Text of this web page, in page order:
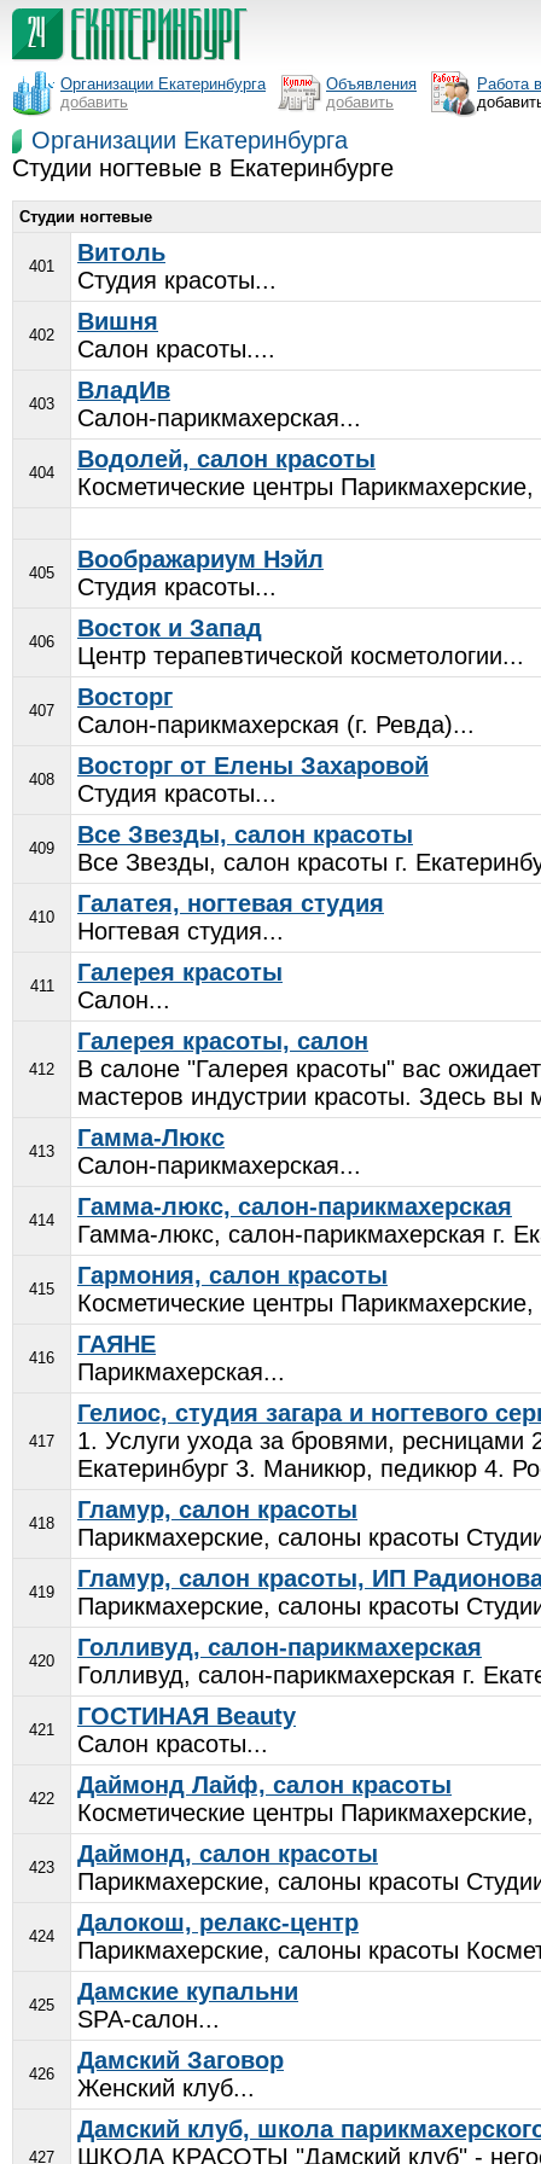
Организации Екатеринбурга
добавить
Объявления
добавить
Работа
Организации Екатеринбурга
Студии ногтевые в Екатеринбурге
Студии ногтевые
401
Витоль
Студия красоты...
402
Вишня
Салон красоты....
403
ВладИв
Салон-парикмахерская...
404
Водолей, салон красоты
Косметические центры
405
Воображариум Нэйл
Студия красоты...
406
Восток и Запад
Центр терапевтической косметологии...
407
Восторг
Салон-парикмахерская (г. Ревда)...
408
Восторг от Елены Захаровой
Студия красоты...
409
Все Звезды, салон красоты
Все Звезды, салон красоты г.
410
Галатея, ногтевая студия
Ногтевая студия...
411
Галерея красоты
Салон...
412
Галерея красоты, салон
В салоне "Галерея красоты" вас
мастеров индустрии красоты. Здесь вы
413
Гамма-Люкс
Салон-парикмахерская...
414
Гамма-люкс, салон-парикмахерская
Гамма-люкс, салон-парикмахерская г.
415
Гармония, салон красоты
Косметические центры
416
ГАЯНЕ
Парикмахерская...
417
Гелиос, студия загара и ногтевого
1. Услуги ухода за бровями, ресницами
Екатеринбург 3. Маникюр, педикюр 4.
418
Гламур, салон красоты
Парикмахерские, салоны красоты
419
Гламур, салон красоты, ИП
Парикмахерские, салоны красоты
420
Голливуд, салон-парикмахерская
Голливуд, салон-парикмахерская г.
421
ГОСТИНАЯ Beauty
Салон красоты...
422
Даймонд Лайф, салон красоты
Косметические центры
423
Даймонд, салон красоты
Парикмахерские, салоны красоты
424
Далокош, релакс-центр
Парикмахерские, салоны красоты
425
Дамские купальни
SPA-салон...
426
Дамский Заговор
Женский клуб...
427
Дамский клуб, школа
ШКОЛА КРАСОТЫ "Дамский клуб" -